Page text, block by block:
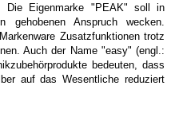
Die Eigenmarke "PEAK" soll in
gehobenen Anspruch wecken.
Zusatzfunktionen trotz
Auch der Name "easy" (engl.:
bedeuten, dass
auf das Wesentliche reduziert